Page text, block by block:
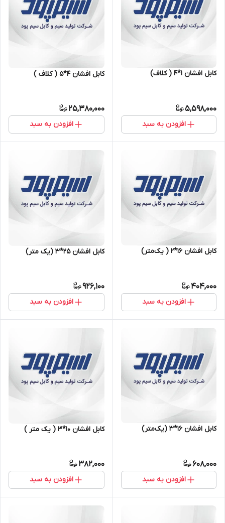
کابل افشان ۱*۴ ( کلاف)
5,598,000
افزودن به سبد
کابل افشان ۴*۵ ( کلاف )
25,380,000
افزودن به سبد
کابل افشان ۱۶*۲ ( یک‌متر)
404,000
افزودن به سبد
کابل افشان ۲۵*۳ (یک متر)
926,100
افزودن به سبد
کابل افشان ۱۶*۳ (یک‌متر)
608,000
افزودن به سبد
کابل افشان ۱۰*۳ ( یک متر )
382,000
افزودن به سبد